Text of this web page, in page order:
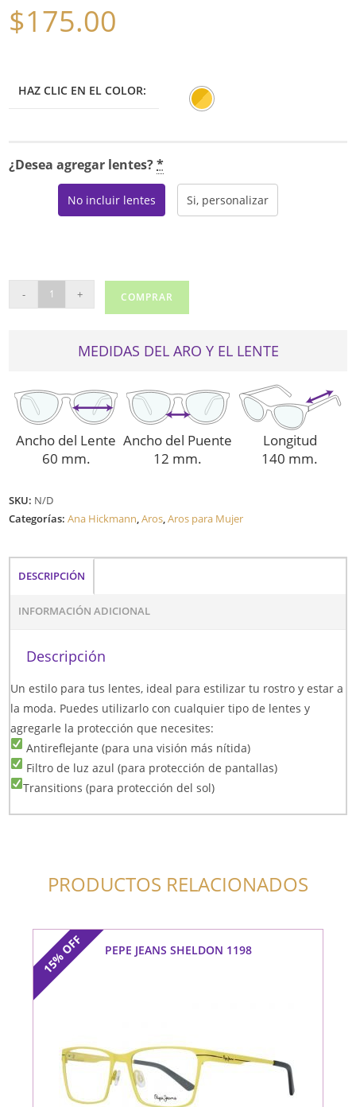
$175.00
HAZ CLIC EN EL COLOR:
¿Desea agregar lentes?*
No incluir lentes Si, personalizar
HICKMANN
- + COMPRAR
MEDIDAS DEL ARO Y EL LENTE
Ancho del Lente
60 mm.
Ancho del Puente
12 mm.
Longitud
140 mm.
SKU: N/D
Categorías:Ana Hickmann,Aros,Aros para Mujer
DESCRIPCIÓN
INFORMACIÓN ADICIONAL
Descripción
Un estilo para tus lentes, ideal para estilizar tu rostro y estar a
la moda. Puedes utilizarlo con cualquier tipo de lentes y
agregarle la protección que necesites:
Antireflejante (para una visión más nítida)
Filtro de luz azul (para protección de pantallas)
Transitions (para protección del sol)
PRODUCTOS RELACIONADOS
15%
OFF PEPE JEANS SHELDON 1198